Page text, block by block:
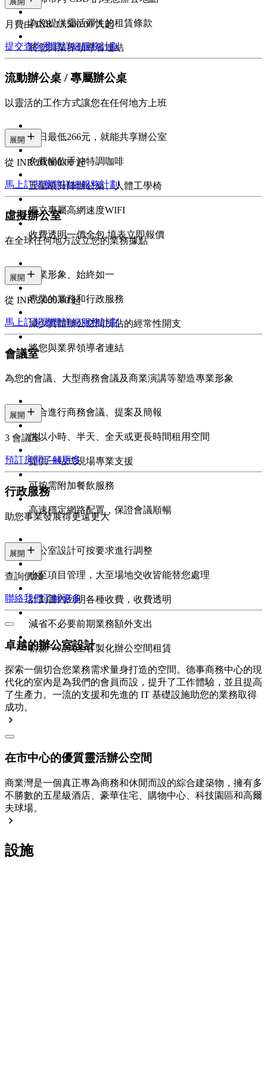
為您提供靈活彈性的租賃條款
將您與業界領導者連結
月費由 INR 13,500.00/人起
提交查詢瀏覽詳細服務計劃
流動辦公桌 / 專屬辦公桌
以靈活的工作方式讓您在任何地方上班
每日最低266元，就能共享辦公室
免費暢飲手沖特調咖啡
五星級升降辦公桌、人體工學椅
獨立專屬高網速度WIFI
收費透明一價全包 填表立即報價
展開
從 INR 10,000.00 起
馬上訂閱瀏覽詳細服務計劃
虛擬辦公室
在全球任何地方設立您的業務據點
專業形象、始終如一
專業的業務和行政服務
減少實體辦公空間所佔的經常性開支
將您與業界領導者連結
展開
從 INR 2,000.00 起
馬上訂閱瀏覽詳細服務計劃
會議室
為您的會議、大型商務會議及商業演講等塑造專業形象
適合進行商務會議、提案及簡報
供以小時、半天、全天或更長時間租用空間
提供一站式現場專業支援
可按需附加餐飲服務
高速穩定網路配置，保證會議順暢
展開
3 會議室
預訂房間了解更多
行政服務
助您事業發展得更遠更大
辦公室設計可按要求進行調整
小至項目管理，大至場地交收皆能替您處理
計劃書內列明各種收費，收費透明
減省不必要前期業務額外支出
嶄新一站式全客製化辦公空間租賃
展開
查詢價錢
聯絡我們了解更多
卓越的辦公室設計
探索一個切合您業務需求量身打造的空間。德事商務中心的現
代化的室內是為我們的會員而設，提升了工作體驗，並且提高
了生產力。一流的支援和先進的 IT 基礎設施助您的業務取得
成功。
在市中心的優質靈活辦公空間
商業灣是一個真正專為商務和休閒而設的綜合建築物，擁有多
不勝數的五星級酒店、豪華住宅、購物中心、科技園區和高爾
夫球場。
設施